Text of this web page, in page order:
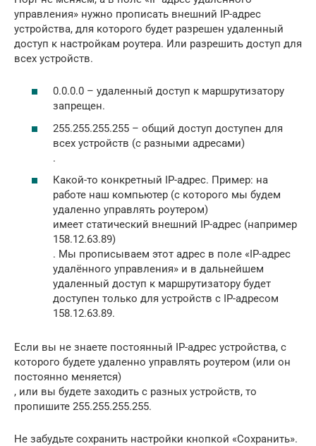
управления» нужно прописать внешний IP-адрес
устройства, для которого будет разрешен удаленный
доступ к настройкам роутера. Или разрешить доступ для
всех устройств.
0.0.0.0 – удаленный доступ к маршрутизатору
запрещен.
255.255.255.255 – общий доступ доступен для
всех устройств (с разными адресами)
.
Какой-то конкретный IP-адрес. Пример: на
работе наш компьютер (с которого мы будем
удаленно управлять роутером)
имеет статический внешний IP-адрес (например
158.12.63.89)
. Мы прописываем этот адрес в поле «IP-адрес
удалённого управления» и в дальнейшем
удаленный доступ к маршрутизатору будет
доступен только для устройств с IP-адресом
158.12.63.89.
Если вы не знаете постоянный IP-адрес устройства, с
которого будете удаленно управлять роутером (или он
постоянно меняется)
, или вы будете заходить с разных устройств, то
пропишите 255.255.255.255.
Не забудьте сохранить настройки кнопкой «Сохранить».